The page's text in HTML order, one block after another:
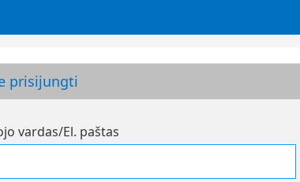
prisijungti
vardas/El. paštas